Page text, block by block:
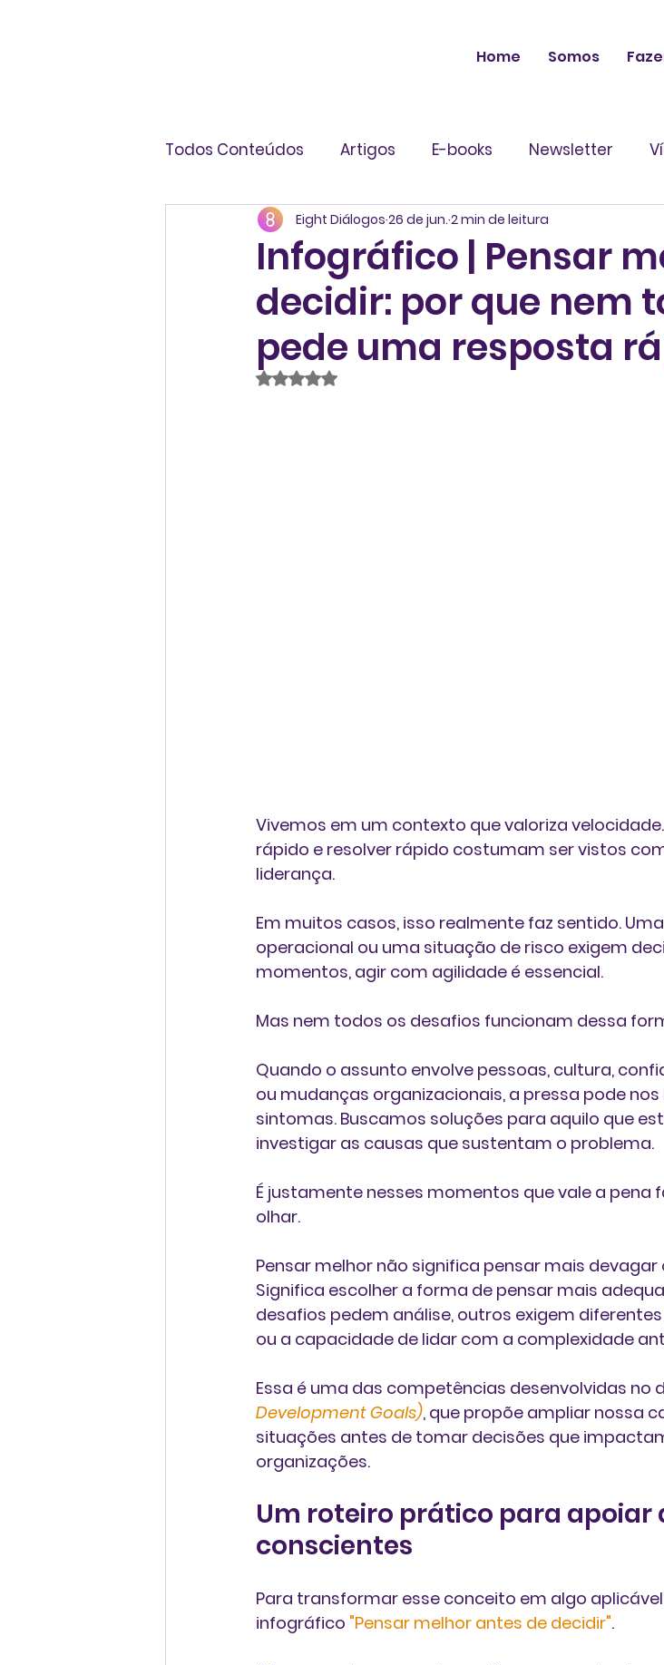
Home Somos
Todos Conteúdos Artigos E-books Newsletter
Infográficos
Infográfico | Pensar
decidir: por que nem
pede uma resposta
Eight Diálogos 26 de jun. 2 min de leitura
Avaliado com NaN de 5 estrelas.
Vivemos em um contexto que valoriza
rápido e resolver rápido costumam ser vistos
liderança.
Em muitos casos, isso realmente faz sentido.
operacional ou uma situação de risco exigem
momentos, agir com agilidade é essencial.
Mas nem todos os desafios funcionam dessa
Quando o assunto envolve pessoas, cultura,
ou mudanças organizacionais, a pressa pode
sintomas. Buscamos soluções para aquilo que
investigar as causas que sustentam o problema.
É justamente nesses momentos que vale a pena
olhar.
Pensar melhor não significa pensar mais
Significa escolher a forma de pensar mais
desafios pedem análise, outros exigem
ou a capacidade de lidar com a complexidade
Essa é uma das competências desenvolvidas no
Development Goals), que propõe ampliar nossa
situações antes de tomar decisões que
organizações.
Um roteiro prático para apoiar
conscientes
Para transformar esse conceito em algo
infográfico "Pensar melhor antes de decidir".